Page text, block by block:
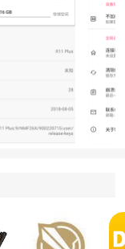
运行情况、
候手机发热或
清理缓存、整
事。一些重要